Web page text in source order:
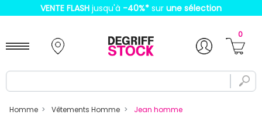
VENTE FLASH jusqu'à -40%* sur une sélection
0
Homme Vêtements Homme Jean homme